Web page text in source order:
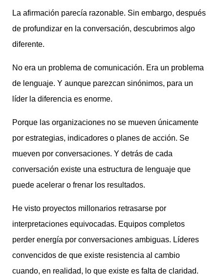
La afirmación parecía razonable. Sin embargo, después
de profundizar en la conversación, descubrimos algo
diferente.
No era un problema de comunicación. Era un problema
de lenguaje. Y aunque parezcan sinónimos, para un
líder la diferencia es enorme.
Porque las organizaciones no se mueven únicamente
por estrategias, indicadores o planes de acción. Se
mueven por conversaciones. Y detrás de cada
conversación existe una estructura de lenguaje que
puede acelerar o frenar los resultados.
He visto proyectos millonarios retrasarse por
interpretaciones equivocadas. Equipos completos
perder energía por conversaciones ambiguas. Líderes
convencidos de que existe resistencia al cambio
cuando, en realidad, lo que existe es falta de claridad.